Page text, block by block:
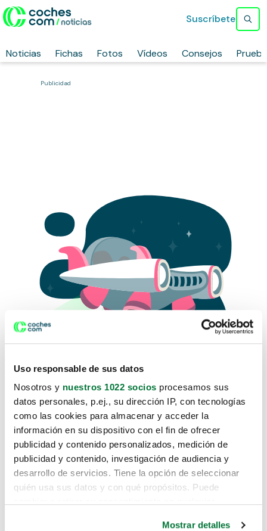
Uso responsable de sus datos
Nosotros y nuestros 1022 socios procesamos sus
datos personales, p.ej., su dirección IP, con tecnologías
como las cookies para almacenar y acceder la
información en su dispositivo con el fin de ofrecer
publicidad y contenido personalizados, medición de
publicidad y contenido, investigación de audiencia y
desarrollo de servicios. Tiene la opción de seleccionar
quién usa sus datos y con qué propósitos. Puede
Mostrar detalles
Noticias Fichas Fotos Vídeos Consejos
Suscríbete
Publicidad
Lo sentimos, no sabemos como
te hemos traido hasta aquí.
Pero puedes encontrar el coche que estás
buscando en alguno de estos enlaces: